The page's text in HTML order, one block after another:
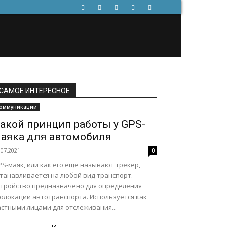
ИНТЕРЕСНОЕ
принцип работы у GPS-
для автомобиля
0
маяк, или как его еще называют трекер,
на любой вид транспорт.
предназначено для определения
автотранспорта. Используется как
лицами для отслеживания...